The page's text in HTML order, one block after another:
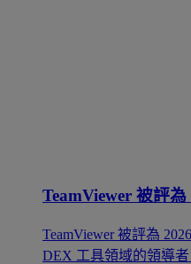
TeamViewer 被評
TeamViewer 被評為
DEX 工具領域的領導者